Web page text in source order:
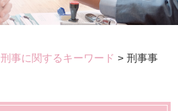
刑事に関するキーワード > 刑事事